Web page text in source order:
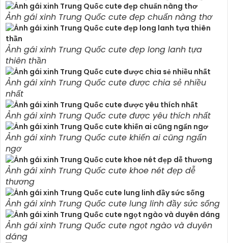
Ảnh gái xinh Trung Quốc cute đẹp chuẩn nàng thơ
Ảnh gái xinh Trung Quốc cute đẹp long lanh tựa
thiên thần
Ảnh gái xinh Trung Quốc cute được chia sẻ nhiều
nhất
Ảnh gái xinh Trung Quốc cute được yêu thích nhất
Ảnh gái xinh Trung Quốc cute khiến ai cũng ngẩn
ngơ
Ảnh gái xinh Trung Quốc cute khoe nét đẹp dễ
thương
Ảnh gái xinh Trung Quốc cute lung linh đầy sức sống
Ảnh gái xinh Trung Quốc cute ngọt ngào và duyên
dáng